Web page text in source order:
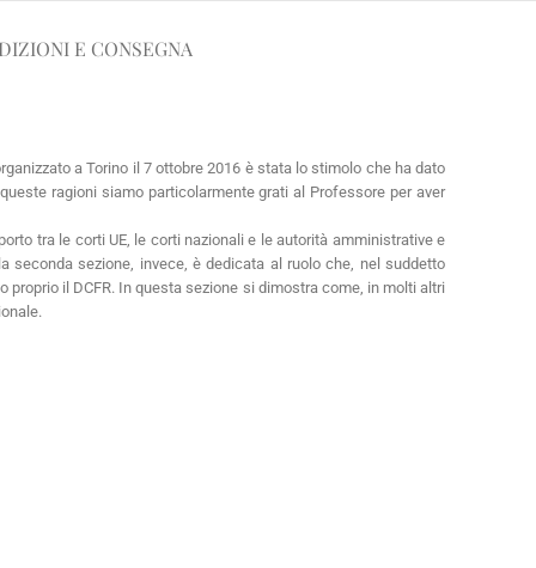
E CONSEGNA
a Torino il 7 ottobre 2016 è stata lo stimolo che ha dato
ragioni siamo particolarmente grati al Professore per aver
tra le corti UE, le corti nazionali e le autorità amministrative e
sezione, invece, è dedicata al ruolo che, nel suddetto
il DCFR. In questa sezione si dimostra come, in molti altri